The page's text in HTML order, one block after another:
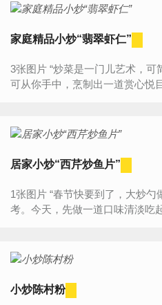
家庭精品小炒“翡翠虾仁”
3张图片 “炒菜是一门儿艺术，可简单亦可复杂，稍动心思，便
可从你手中，烹制出一道赏心悦
居家小炒“西芹炒鱼片”
1张图片 “春节快要到了，大炒勺做几道居家小菜供朋友们参
考。今天，先做一道口味清淡吃
小炒陈村粉